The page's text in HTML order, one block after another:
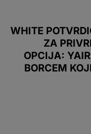
WHITE
ZA
OPCIJA:
BORCEM